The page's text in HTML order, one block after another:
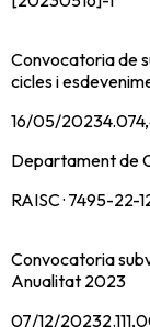
Convocatoria de
cicles i
16/05/2023
Departament de
RAISC · 7495-
Convocatoria
Anualitat 2023
07/12/2023